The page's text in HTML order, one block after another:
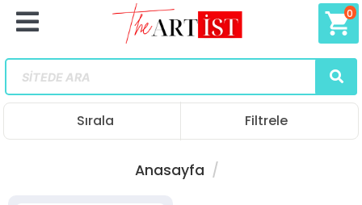
shopping_cart
0
Sırala Filtrele
Anasayfa